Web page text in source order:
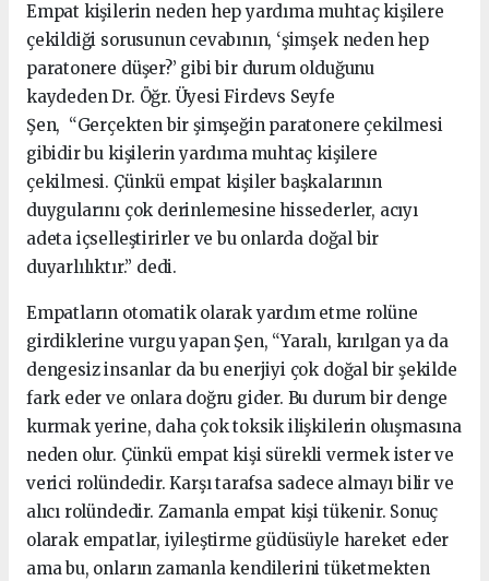
Empat kişilerin neden hep yardıma muhtaç kişilere
çekildiği sorusunun cevabının, ‘şimşek neden hep
paratonere düşer?’ gibi bir durum olduğunu
kaydeden Dr. Öğr. Üyesi Firdevs Seyfe
Şen, “Gerçekten bir şimşeğin paratonere çekilmesi
gibidir bu kişilerin yardıma muhtaç kişilere
çekilmesi. Çünkü empat kişiler başkalarının
duygularını çok derinlemesine hissederler, acıyı
adeta içselleştirirler ve bu onlarda doğal bir
duyarlılıktır.” dedi.
Empatların otomatik olarak yardım etme rolüne
girdiklerine vurgu yapan Şen, “Yaralı, kırılgan ya da
dengesiz insanlar da bu enerjiyi çok doğal bir şekilde
fark eder ve onlara doğru gider. Bu durum bir denge
kurmak yerine, daha çok toksik ilişkilerin oluşmasına
neden olur. Çünkü empat kişi sürekli vermek ister ve
verici rolündedir. Karşı tarafsa sadece almayı bilir ve
alıcı rolündedir. Zamanla empat kişi tükenir. Sonuç
olarak empatlar, iyileştirme güdüsüyle hareket eder
ama bu, onların zamanla kendilerini tüketmekten